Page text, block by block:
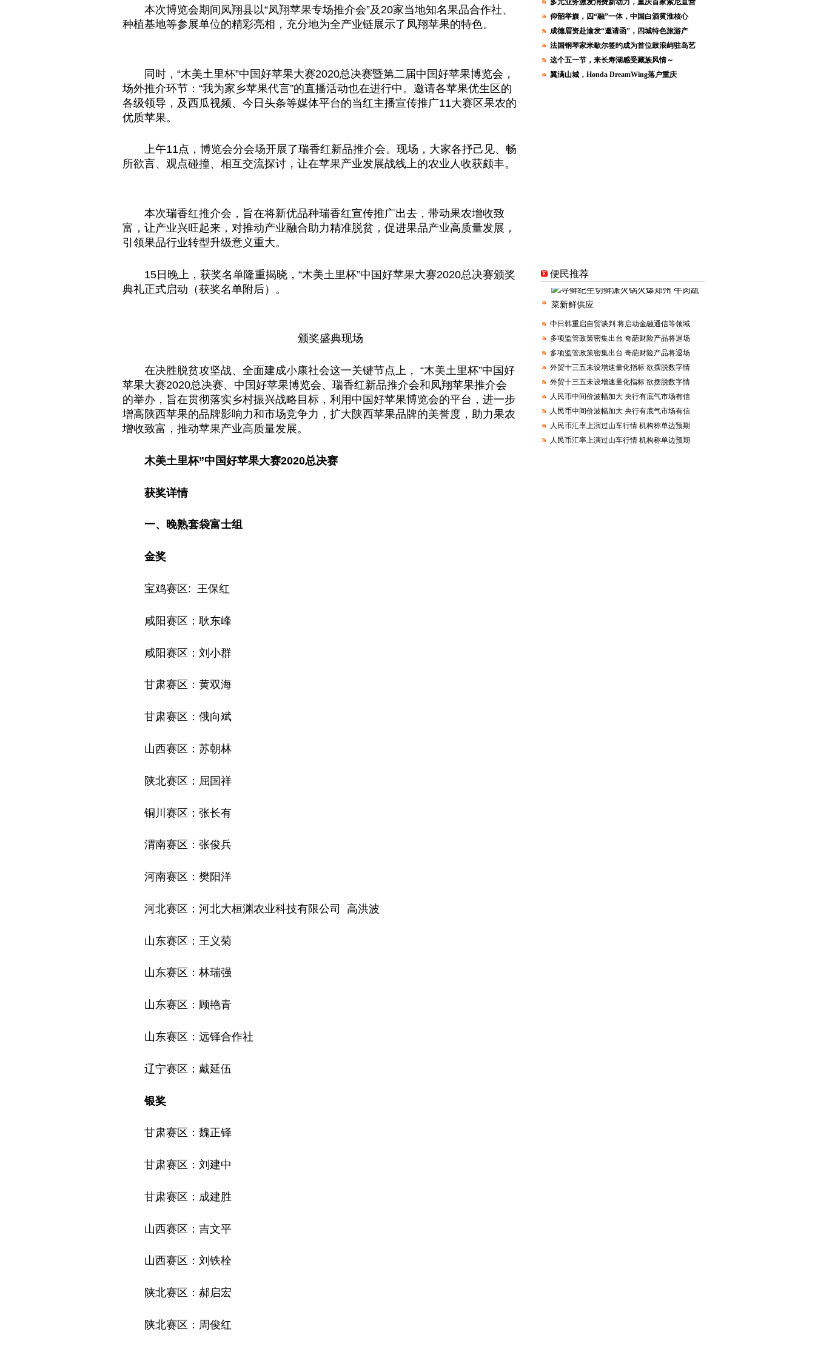
本次博览会期间凤翔县以“凤翔苹果专场推介会”及20家当地知名果品合作社、
种植基地等参展单位的精彩亮相，充分地为全产业链展示了凤翔苹果的特色。
同时，“木美土里杯”中国好苹果大赛2020总决赛暨第二届中国好苹果博览会，
场外推介环节：“我为家乡苹果代言”的直播活动也在进行中。邀请各苹果优生区的
各级领导，及西瓜视频、今日头条等媒体平台的当红主播宣传推广11大赛区果农的
优质苹果。
上午11点，博览会分会场开展了瑞香红新品推介会。现场，大家各抒己见、畅
所欲言、观点碰撞、相互交流探讨，让在苹果产业发展战线上的农业人收获颇丰。
本次瑞香红推介会，旨在将新优品种瑞香红宣传推广出去，带动果农增收致
富，让产业兴旺起来，对推动产业融合助力精准脱贫，促进果品产业高质量发展，
引领果品行业转型升级意义重大。
15日晚上，获奖名单隆重揭晓，“木美土里杯”中国好苹果大赛2020总决赛颁奖
典礼正式启动（获奖名单附后）。
颁奖盛典现场
在决胜脱贫攻坚战、全面建成小康社会这一关键节点上， “木美土里杯”中国好
苹果大赛2020总决赛、中国好苹果博览会、瑞香红新品推介会和凤翔苹果推介会
的举办，旨在贯彻落实乡村振兴战略目标，利用中国好苹果博览会的平台，进一步
增高陕西苹果的品牌影响力和市场竞争力，扩大陕西苹果品牌的美誉度，助力果农
增收致富，推动苹果产业高质量发展。
木美土里杯”中国好苹果大赛2020总决赛
获奖详情
一、晚熟套袋富士组
金奖
宝鸡赛区: 王保红
咸阳赛区：耿东峰
咸阳赛区：刘小群
甘肃赛区：黄双海
甘肃赛区：俄向斌
山西赛区：苏朝林
陕北赛区：屈国祥
铜川赛区：张长有
渭南赛区：张俊兵
河南赛区：樊阳洋
河北赛区：河北大桓渊农业科技有限公司 高洪波
山东赛区：王义菊
山东赛区：林瑞强
山东赛区：顾艳青
山东赛区：远铎合作社
辽宁赛区：戴延伍
银奖
甘肃赛区：魏正铎
甘肃赛区：刘建中
甘肃赛区：成建胜
山西赛区：吉文平
山西赛区：刘铁栓
陕北赛区：郝启宏
陕北赛区：周俊红
多元业务激发消费新动力，重庆首家索尼直营
仰韶举旗，四“融”一体，中国白酒黄淮核心
成德眉资赴渝发“邀请函”，四城特色旅游产
法国钢琴家米歇尔签约成为首位鼓浪屿驻岛艺
这个五一节，来长寿湖感受藏族风情～
翼满山城，Honda DreamWing落户重庆
便民推荐
中日韩重启自贸谈判 将启动金融通信等领域
多项监管政策密集出台 奇葩财险产品将退场
多项监管政策密集出台 奇葩财险产品将退场
外贸十三五未设增速量化指标 欲摆脱数字情
外贸十三五未设增速量化指标 欲摆脱数字情
人民币中间价波幅加大 央行有底气市场有信
人民币中间价波幅加大 央行有底气市场有信
人民币汇率上演过山车行情 机构称单边预期
人民币汇率上演过山车行情 机构称单边预期